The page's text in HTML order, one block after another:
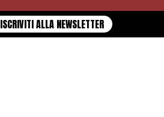
ISCRIVITI ALLA NEWSLETTER